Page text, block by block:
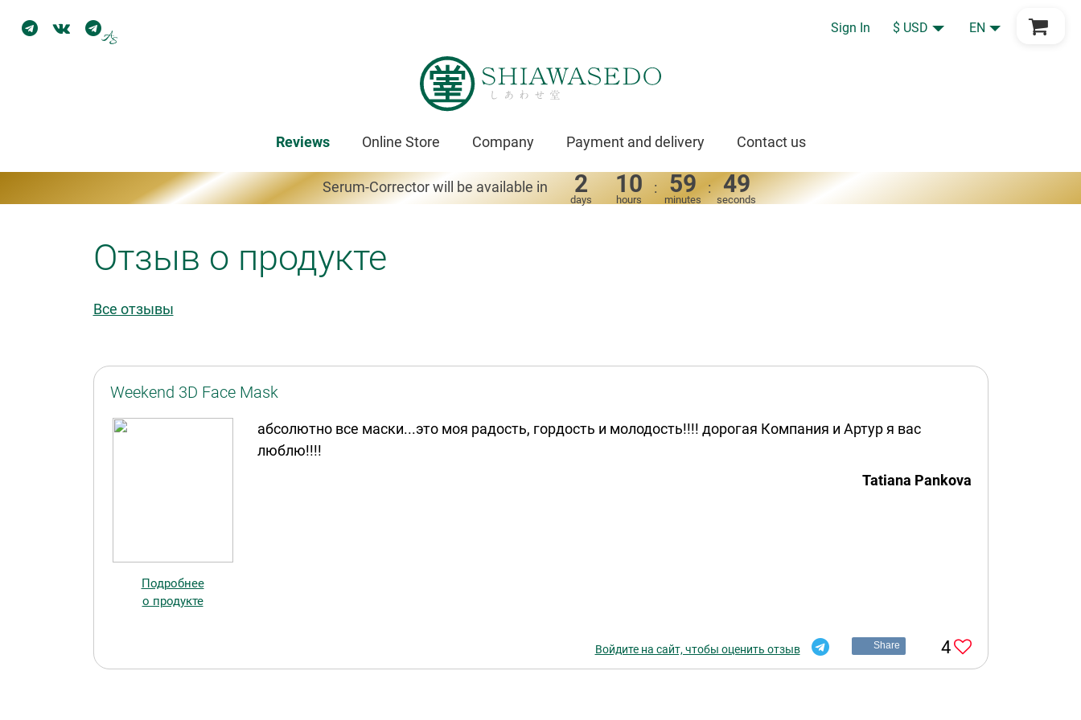
Sign In $ USD EN
Go to Cart
Reviews Online Store Company Payment and delivery Contact us
Serum-Corrector will be available in 2
days
10
hours
: 59
minutes
: 49
seconds
Отзыв о продукте
Все отзывы
Weekend 3D Face Mask
Подробнее
о продукте
абсолютно все маски...это моя радость, гордость и молодость!!!! дорогая Компания и Артур я вас
люблю!!!!
Tatiana Pankova
Войдите на сайт, чтобы оценить отзыв Share 4